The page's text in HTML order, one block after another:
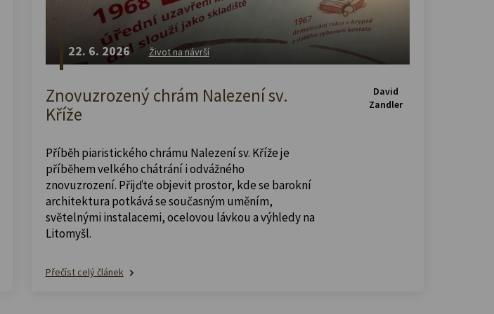
22. 6. 2026 Život na návrší
Znovuzrozený chrám Nalezení sv.
Kříže
Příběh piaristického chrámu Nalezení sv. Kříže je
příběhem velkého chátrání i odvážného
znovuzrození. Přijďte objevit prostor, kde se barokní
architektura potkává se současným uměním,
světelnými instalacemi, ocelovou lávkou a výhledy na
Litomyšl.
Přečíst celý článek
David
Zandler